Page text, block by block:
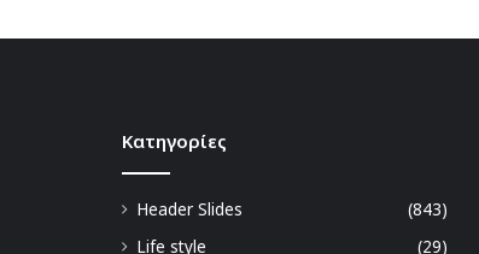
Kατηγορίες
Header Slides
(843)
Life style
(29)